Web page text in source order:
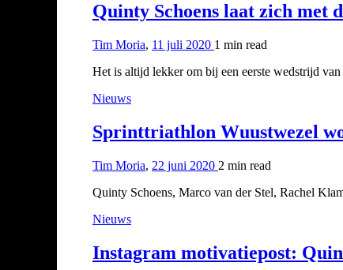
Quinty Schoens laat zich met
Tim Moria, 11 juli 2020 1 min read
Het is altijd lekker om bij een eerste wedstrijd
Nieuws
Sprinttriathlon Wuustwezel
Tim Moria, 22 juni 2020 2 min read
Quinty Schoens, Marco van der Stel, Rachel
Nieuws
Instagram motivatiepost: